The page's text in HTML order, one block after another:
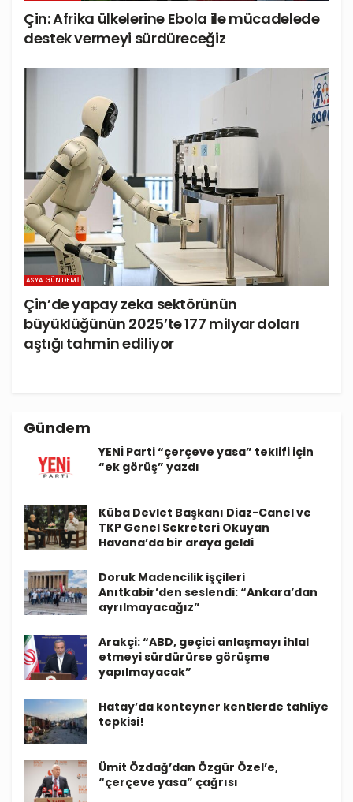
Çin: Afrika ülkelerine Ebola ile mücadelede
destek vermeyi sürdüreceğiz
ASYA GÜNDEMI
Çin’de yapay zeka sektörünün
büyüklüğünün 2025’te 177 milyar doları
aştığı tahmin ediliyor
Gündem
YENİ Parti “çerçeve yasa” teklifi için
“ek görüş” yazdı
Küba Devlet Başkanı Diaz-Canel ve
TKP Genel Sekreteri Okuyan
Havana’da bir araya geldi
Doruk Madencilik işçileri
Anıtkabir’den seslendi: “Ankara’dan
ayrılmayacağız”
Arakçi: “ABD, geçici anlaşmayı ihlal
etmeyi sürdürürse görüşme
yapılmayacak”
Hatay’da konteyner kentlerde tahliye
tepkisi!
Ümit Özdağ’dan Özgür Özel’e,
“çerçeve yasa” çağrısı